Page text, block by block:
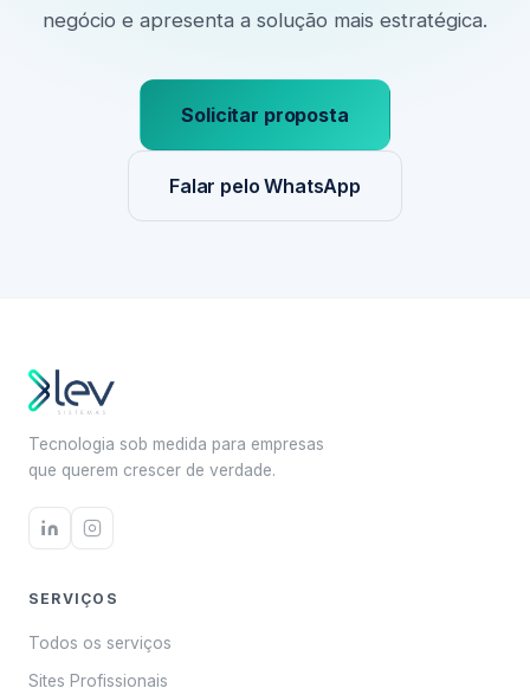
negócio e apresenta a solução mais estratégica.
Solicitar proposta
Falar pelo WhatsApp
Tecnologia sob medida para empresas
que querem crescer de verdade.
SERVIÇOS
Todos os serviços
Sites Profissionais